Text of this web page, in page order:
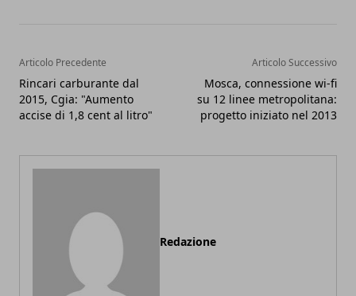
Articolo Precedente
Rincari carburante dal
2015, Cgia: "Aumento
accise di 1,8 cent al litro"
Articolo Successivo
Mosca, connessione wi-fi
su 12 linee metropolitana:
progetto iniziato nel 2013
Redazione